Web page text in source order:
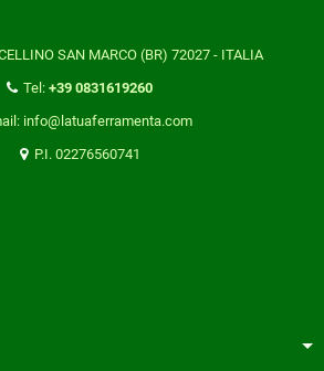
SAN MARCO (BR) 72027 - ITALIA
Tel: +39 0831619260
info@latuaferramenta.com
P.I. 02276560741